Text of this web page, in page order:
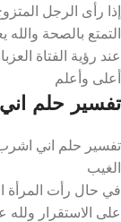
إذا رأى الرجل
التمتع بالصحة والله
عند رؤية الفتاة
أعلى وأعلم
تفسير حلم
تفسير حلم اني
الغيب
في حال رأت المرأة
على الاستقرار ولله